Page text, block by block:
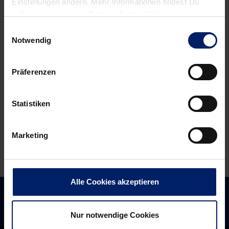
Einstellungen ändern. Mehr Informationen findest Du
Notwendig
Präferenzen
Statistiken
Marketing
Alle Cookies akzeptieren
Nur notwendige Cookies